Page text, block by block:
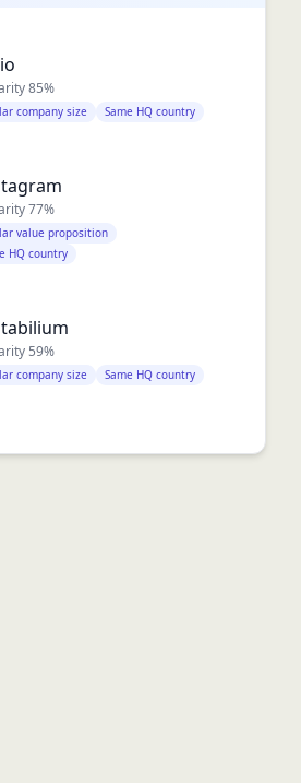
85%
company size Same HQ country
77%
value proposition
HQ country
59%
company size Same HQ country